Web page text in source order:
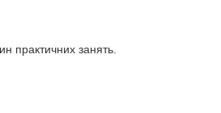
практичних занять.